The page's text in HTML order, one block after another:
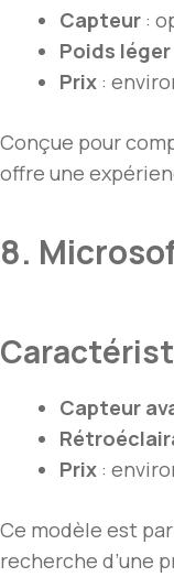
Capteur :
Poids léger
Prix :
Conçue pour
offre une
8.
Capteur
Prix :
Ce modèle est
recherche d’une